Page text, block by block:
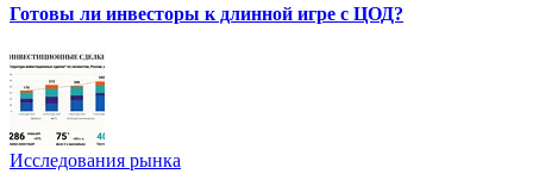
Готовы ли инвесторы к длинной игре с ЦОД?
Исследования рынка